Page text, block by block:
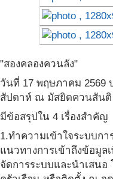
"สองคลองควนลัง"
วันที่ 17 พฤษภาคม 2569
สัปดาห์ ณ มัสยิดควนสันติ
มีข้อสรุปใน 4 เรื่องสำคัญ
1.ทำความเข้าใจระบบก
แนวทางการเข้าถึงข้อมูล
จัดการระบบและนำเสน